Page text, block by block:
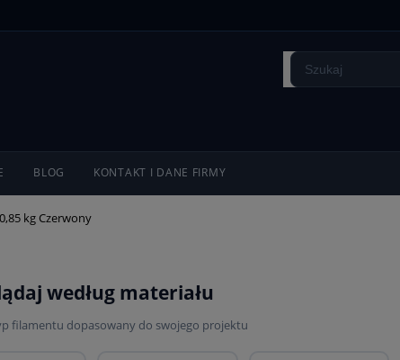
BLOG KONTAKT I DANE FIRMY
kg Czerwony
według materiału
filamentu dopasowany do swojego projektu